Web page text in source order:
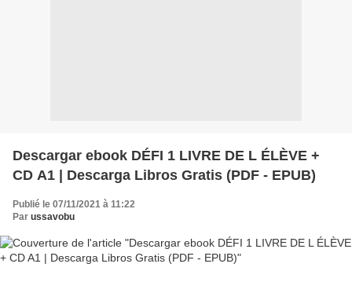
Descargar ebook DÉFI 1 LIVRE DE L ÉLÈVE +
CD A1 | Descarga Libros Gratis (PDF - EPUB)
Publié le 07/11/2021 à 11:22
Par ussavobu